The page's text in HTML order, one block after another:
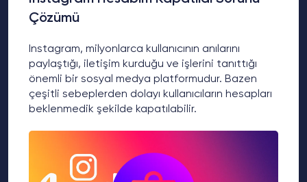
Çözümü
Instagram, milyonlarca kullanıcının anılarını
paylaştığı, iletişim kurduğu ve işlerini tanıttığı
önemli bir sosyal medya platformudur. Bazen
çeşitli sebeplerden dolayı kullanıcıların hesapları
beklenmedik şekilde kapatılabilir.